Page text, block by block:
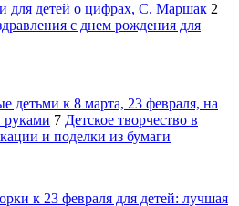
для детей о цифрах, С. Маршак 2
с днем рождения для
детьми к 8 марта, 23 февраля, на
7 Детское творчество в
и поделки из бумаги
к 23 февраля для детей: лучшая